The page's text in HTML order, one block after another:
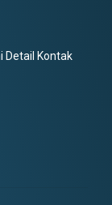
Detail Kontak